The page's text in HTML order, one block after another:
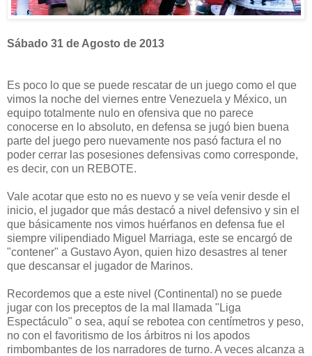
Sábado 31 de Agosto de 2013
Es poco lo que se puede rescatar de un juego como el que
vimos la noche del viernes entre Venezuela y México, un
equipo totalmente nulo en ofensiva que no parece
conocerse en lo absoluto, en defensa se jugó bien buena
parte del juego pero nuevamente nos pasó factura el no
poder cerrar las posesiones defensivas como corresponde,
es decir, con un REBOTE.
Vale acotar que esto no es nuevo y se veía venir desde el
inicio, el jugador que más destacó a nivel defensivo y sin el
que básicamente nos vimos huérfanos en defensa fue el
siempre vilipendiado Miguel Marriaga, este se encargó de
"contener" a Gustavo Ayon, quien hizo desastres al tener
que descansar el jugador de Marinos.
Recordemos que a este nivel (Continental) no se puede
jugar con los preceptos de la mal llamada "Liga
Espectáculo" o sea, aquí se rebotea con centímetros y peso,
no con el favoritismo de los árbitros ni los apodos
rimbombantes de los narradores de turno. A veces alcanza a